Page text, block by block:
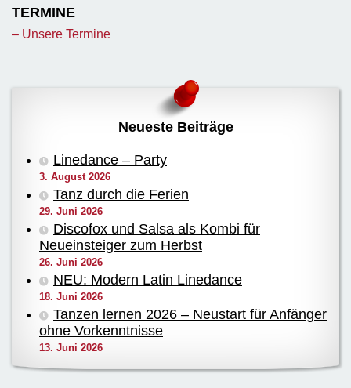
TERMINE
– Unsere Termine
Neueste Beiträge
Linedance – Party
3. August 2026
Tanz durch die Ferien
29. Juni 2026
Discofox und Salsa als Kombi für
Neueinsteiger zum Herbst
26. Juni 2026
NEU: Modern Latin Linedance
18. Juni 2026
Tanzen lernen 2026 – Neustart für Anfänger
ohne Vorkenntnisse
13. Juni 2026